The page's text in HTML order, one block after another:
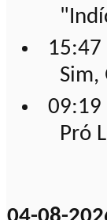
15:47
Sim,
09:19
Pró